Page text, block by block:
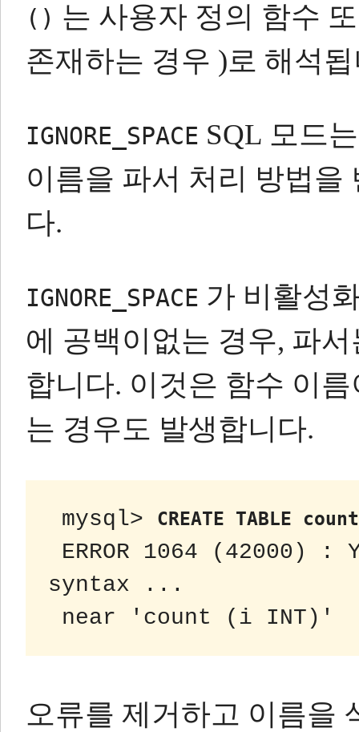
() 는 사용자 정의 함수
존재하는 경우 )로 해석
IGNORE_SPACE SQL 모드
이름을 파서 처리 방법을
다.
IGNORE_SPACE 가 비활성
에 공백이없는 경우, 파
합니다. 이것은 함수 이
는 경우도 발생합니다.
mysql> CREATE TABLE
syntax ...
near 'count (i INT)'
오류를 제거하고 이름을